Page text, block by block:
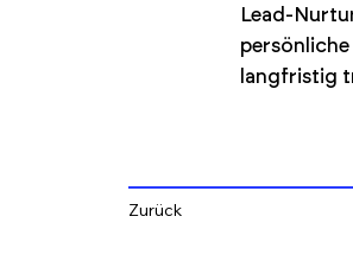
Lead-
langfristig
Zurück